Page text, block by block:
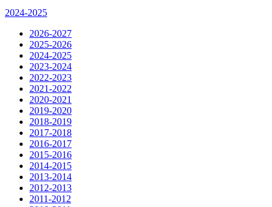
2024-2025
2026-2027
2025-2026
2024-2025
2023-2024
2022-2023
2021-2022
2020-2021
2019-2020
2018-2019
2017-2018
2016-2017
2015-2016
2014-2015
2013-2014
2012-2013
2011-2012